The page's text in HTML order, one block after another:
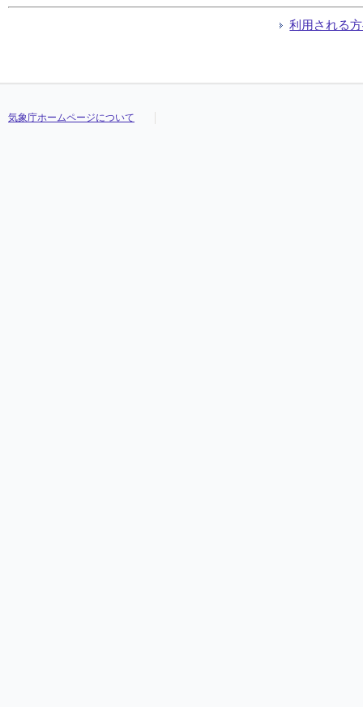
利用される
気象庁ホームページについて